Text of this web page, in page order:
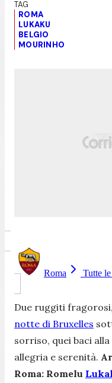
ROMA
LUKAKU
BELGIO
MOURINHO
Roma Tutte
Due ruggiti fragorosi,
notte di Bruxelles
sorriso, quei baci
allegria e serenità.
Roma: Romelu